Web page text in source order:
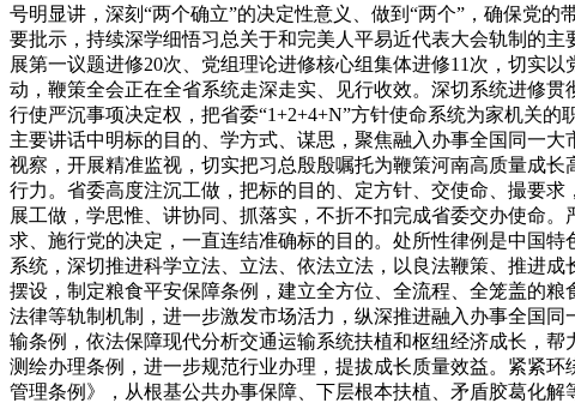
号明显讲，深刻“两个确立”的决定性意义、做到“两个”，确保党
要批示，持续深学细悟习总关于和完美人平易近代表大会轨制的
展第一议题进修20次、党组理论进修核心组集体进修11次，切实
动，鞭策全会正在全省系统走深走实、见行收效。深切系统进修
行使严沉事项决定权，把省委“1+2+4+N”方针使命系统为家机关
主要讲话中明标的目的、学方式、谋思，聚焦融入办事全国同一
视察，开展精准监视，切实把习总殷殷嘱托为鞭策河南高质量成
行力。省委高度注沉工做，把标的目的、定方针、交使命、撮要
展工做，学思惟、讲协同、抓落实，不折不扣完成省委交办使命
求、施行党的决定，一直连结准确标的目的。处所性律例是中国
系统，深切推进科学立法、立法、依法立法，以良法鞭策、推进
摆设，制定粮食平安保障条例，建立全方位、全流程、全笼盖的
法律等轨制机制，进一步激发市场活力，纵深推进融入办事全国
输条例，依法保障现代分析交通运输系统扶植和枢纽经济成长，
测绘办理条例，进一步规范行业办理，提拔成长质量效益。紧紧
管理条例》，从根基公共办事保障、下层根本扶植、矛盾胶葛化